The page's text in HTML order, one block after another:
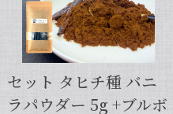
セット タヒチ種 バニ
ラパウダー 5g +ブルボ